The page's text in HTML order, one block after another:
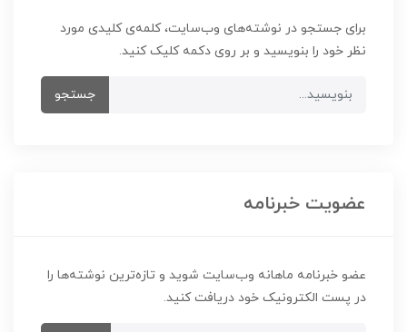
برای جستجو در نوشته‌های وب‌سایت، کلمه‌ی کلیدی مورد
نظر خود را بنویسید و بر روی دکمه کلیک کنید.
جستجو
عضویت خبرنامه
عضو خبرنامه ماهانه وب‌سایت شوید و تازه‌ترین نوشته‌ها را
در پست الکترونیک خود دریافت کنید.